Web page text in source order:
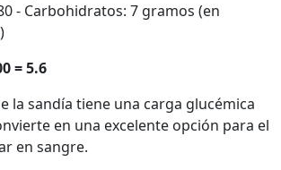
- Carbohidratos: 7 gramos (en
= 5.6
la sandía tiene una carga glucémica
en una excelente opción para el
en sangre.